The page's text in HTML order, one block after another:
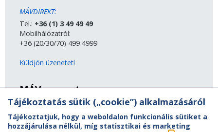
MÁVDIREKT:
Tel.: +36 (1) 3 49 49 49
Mobilhálózatról:
+36 (20/30/70) 499 4999
Küldjön üzenetet!
MÁV-csoport
A MÁV-csoport tagjai
Jogi útmutatás
Adatvédelem
Tájékoztatás sütik („cookie”) alkalmazásáról
Tájékoztatjuk, hogy a weboldalon funkcionális sütiket a
hozzájárulása nélkül, míg statisztikai és marketing